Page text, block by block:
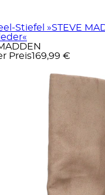
Stiefel »STEVE
Preis169,99 €